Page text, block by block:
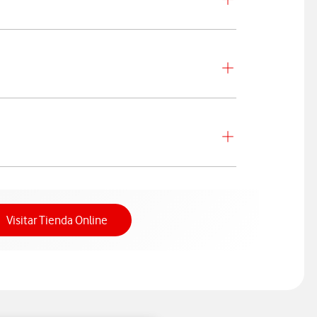
Visitar Tienda Online Acceso a Tienda Online